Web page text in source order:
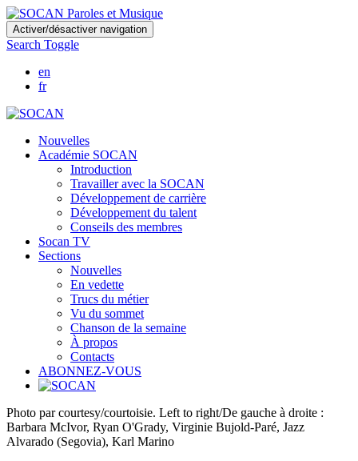
Skip
to
main
content
Activer/désactiver navigation
Search Toggle
en
fr
Nouvelles
Académie SOCAN
Introduction
Travailler avec la SOCAN
Développement de carrière
Développement du talent
Conseils des membres
Socan TV
Sections
Nouvelles
En vedette
Trucs du métier
Vu du sommet
Chanson de la semaine
À propos
Contacts
ABONNEZ-VOUS
Photo par courtesy/courtoisie. Left to right/De gauche à droite :
Barbara McIvor, Ryan O'Grady, Virginie Bujold-Paré, Jazz
Alvarado (Segovia), Karl Marino